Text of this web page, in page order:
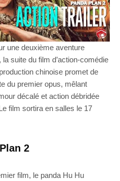
une deuxième aventure
suite du film d’action-comédie
chinoise promet de
du premier opus, mêlant
décalé et action débridée
film sortira en salles le 17
2
film, le panda Hu Hu